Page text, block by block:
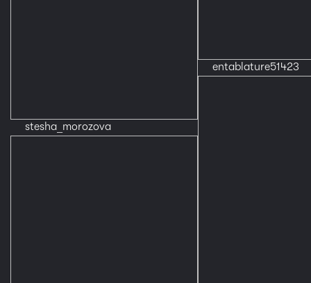
stesha_morozova
entablature51423